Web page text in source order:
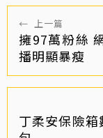
← 上一篇
擁97萬粉絲
播明顯暴瘦
丁柔安保險